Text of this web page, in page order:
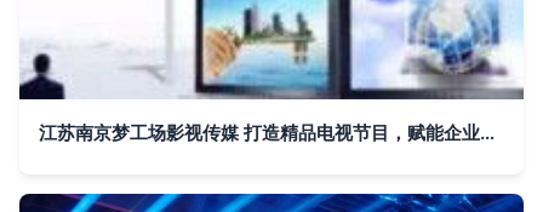
江苏南京梦工场影视传媒 打造精品电视节目，赋能企业品牌传播